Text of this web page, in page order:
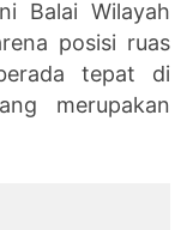
Balai Wilayah
posisi ruas
tepat di
merupakan